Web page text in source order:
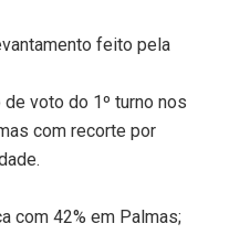
feito pela
voto do 1º turno nos
com recorte por
com 42% em Palmas;